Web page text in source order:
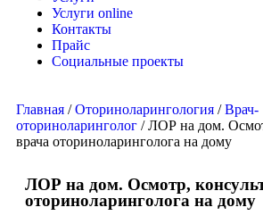
Услуги online
Контакты
Прайс
Социальные проекты
Главная /Оториноларингология /Врач-
оториноларинголог / ЛОР на дом.
врача оториноларинголога на дому
ЛОР на дом. Осмотр,
оториноларинголога на дому